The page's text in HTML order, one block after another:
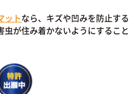
ットなら、キズや凹みを防止する
が住み着かないようにすること